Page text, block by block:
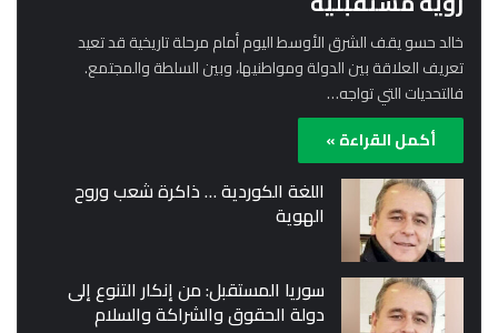
خالد حسو يقف الشرق الأوسط اليوم أمام مرحلة تاريخية قد تعيد
تعريف العلاقة بين الدولة ومواطنيها، وبين السلطة والمجتمع.
فالتحديات التي تواجه…
أكمل القراءة »
اللغة الكوردية … ذاكرة شعب وروح
الهوية
سوريا المستقبل: من إنكار التنوع إلى
دولة الحقوق والشراكة والسلام